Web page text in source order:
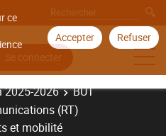
ce
Accepter Refuser
Se connecter
2025-2026
BUT
(RT)
et mobilité